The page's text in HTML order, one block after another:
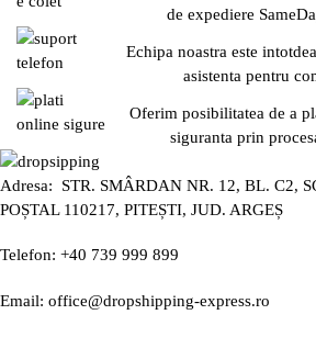
de expediere
Echipa noastra este
asistenta pentru
Oferim posibilitatea de a
siguranta prin
Adresa: STR. SMÂRDAN NR. 12, BL. C2,
POȘTAL 110217, PITEȘTI, JUD. ARGEȘ
Telefon: +40 739 999 899
Email: office@dropshipping-express.ro